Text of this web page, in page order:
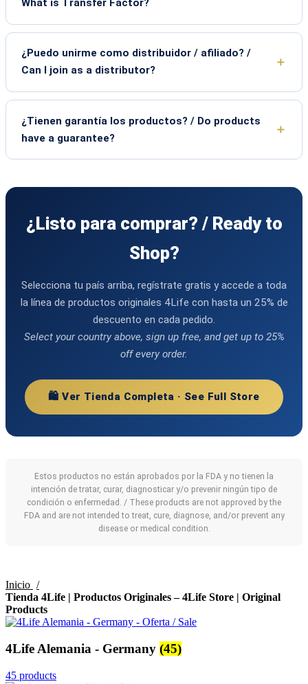
What is Transfer Factor?
¿Puedo unirme como distribuidor / afiliado? /
Can I join as a distributor?
¿Tienen garantía los productos? / Do products
have a guarantee?
¿Listo para comprar? / Ready to
Shop?
Selecciona tu país arriba, regístrate gratis y accede a toda
la línea de productos originales 4Life con hasta un 25% de
descuento en cada pedido.
Select your country above, sign up free, and get up to 25%
off every order.
🛍️ Ver Tienda Completa · See Full Store
Estos productos no están aprobados por la FDA y no tienen la
intención de tratar, curar, diagnosticar y/o prevenir ningún tipo de
condición o enfermedad. / These products are not approved by the
FDA and are not intended to treat, cure, diagnose, and/or prevent any
disease or medical condition.
Inicio
Tienda 4Life | Productos Originales – 4Life Store | Original
Products
4Life Alemania - Germany (45)
45 products